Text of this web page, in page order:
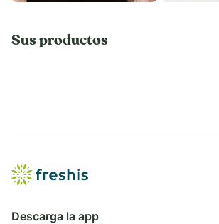
Sus productos
Descarga la app